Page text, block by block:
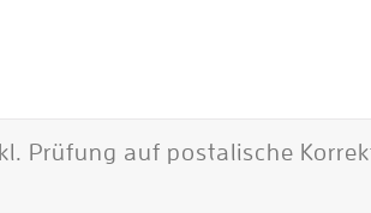
Prüfung auf postalische